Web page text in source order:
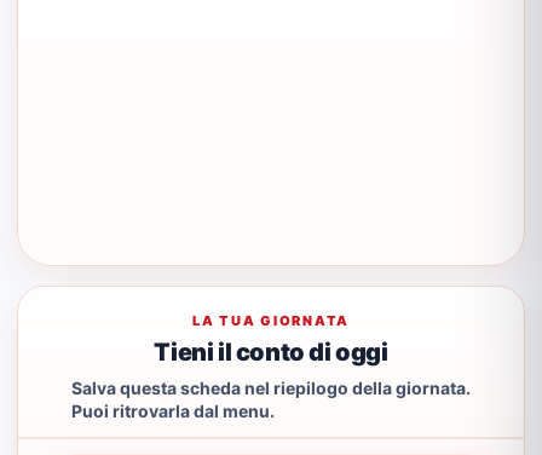
LA TUA GIORNATA
Tieni il conto di oggi
Salva questa scheda nel riepilogo della giornata.
Puoi ritrovarla dal menu.